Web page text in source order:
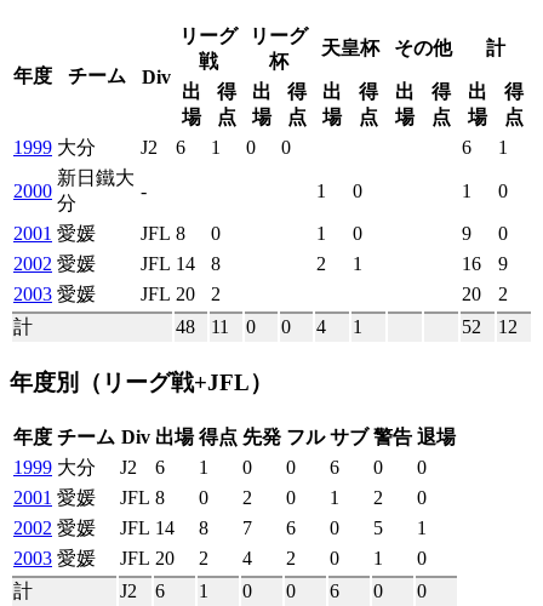
年度 チーム Div
リーグ
戦
リーグ
杯
天皇杯 その他 計
出
場
得
点
出
場
得
点
出
場
得
点
出
場
得
点
出
場
得
点
1999 大分 J2 6 1 0 0 6 1
2000
新日鐵大
分
- 1 0 1 0
2001 愛媛 JFL 8 0 1 0 9
0
2002 愛媛 JFL 14 8 2 1 16
9
2003 愛媛 JFL 20 2 20
2
計
48 11 0 0 4 1 52 12
年度別 （リーグ戦+JFL）
年度 チーム Div 出場 得点 先発 フル サブ 警告 退場
1999 大分 J2 6 1 0 0 6 0
0
2001 愛媛 JFL 8 0 2 0 1 2
0
2002 愛媛 JFL 14 8 7 6 0 5
1
2003 愛媛 JFL 20 2 4 2 0 1
0
計
J2 6 1 0 0 6 0
0